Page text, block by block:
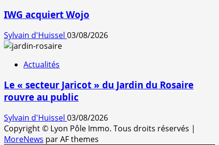
IWG acquiert Wojo
Sylvain d'Huissel 03/08/2026
Actualités
Le « secteur Jaricot » du Jardin du Rosaire
rouvre au public
Sylvain d'Huissel 03/08/2026
Copyright © Lyon Pôle Immo. Tous droits réservés |
MoreNews par AF themes